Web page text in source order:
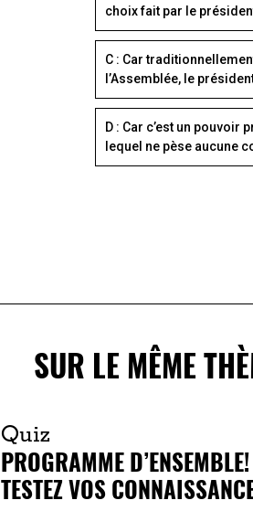
choix fait par le
C : Car
l’Assemblée, le
D : Car c’est un pouvoir
lequel ne pèse aucune
SUR LE MÊME
Quiz
PROGRAMME
TESTEZ VOS